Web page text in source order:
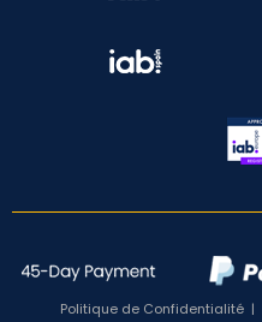
Politique de Confidentialité|